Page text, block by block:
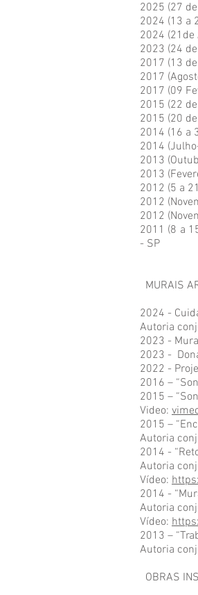
2025 (27
2024 (13 a
2024​ (21de
2023 (24
2017 (13
2017
2017 (09
2015 (22
2015 (20
2014 (16 a
2014
2013
2013
2012 (5 a
2012
2012
2011 (8 a
- SP
MURAIS
2024 -
Autoria
2023 -
2023 - Do
2022 -
201 6 –
2015 –
Video:
2015 –
Autoria
2014 -
Autoria
Vídeo:
2014 -
Autoria
Vídeo:
2013 –
Autoria
OBRAS